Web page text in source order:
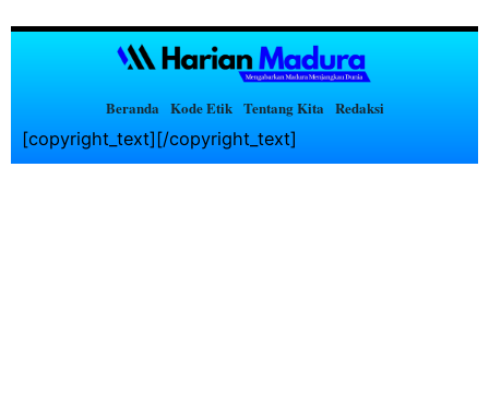
Beranda Kode Etik Tentang Kita Redaksi
[copyright_text][/copyright_text]